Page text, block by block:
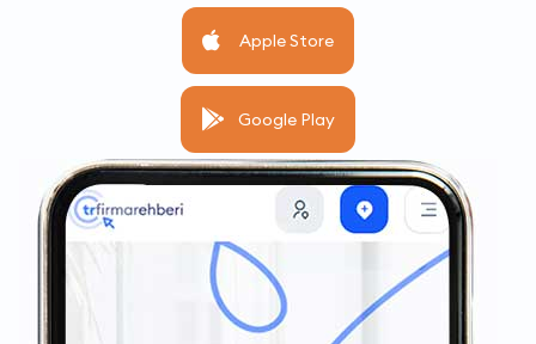
Apple Store
Google Play